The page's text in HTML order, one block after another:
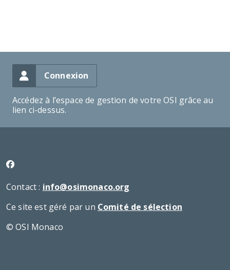
Connexion
Accédez à l’espace de gestion de votre OSI grâce au
lien ci-dessus.
Contact : info@osimonaco.org
Ce site est géré par un Comité de sélection
© OSI Monaco